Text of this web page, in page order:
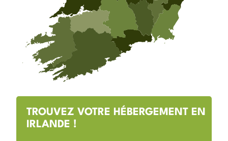
TROUVEZ VOTRE HÉBERGEMENT EN
IRLANDE !